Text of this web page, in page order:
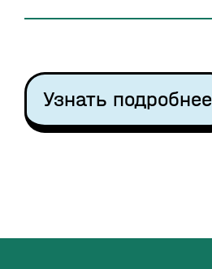
Узнать подробнее